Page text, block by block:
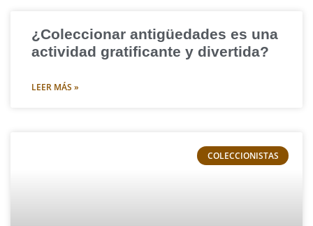
¿Coleccionar antigüedades es una
actividad gratificante y divertida?
LEER MÁS »
COLECCIONISTAS